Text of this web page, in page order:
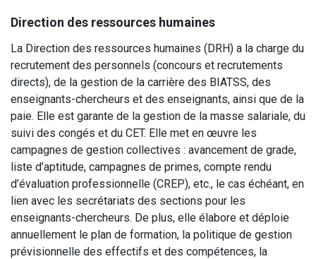
Direction des ressources humaines
La Direction des ressources humaines (DRH) a la charge du
recrutement des personnels (concours et recrutements
directs), de la gestion de la carrière des BIATSS, des
enseignants-chercheurs et des enseignants, ainsi que de la
paie. Elle est garante de la gestion de la masse salariale, du
suivi des congés et du CET. Elle met en œuvre les
campagnes de gestion collectives : avancement de grade,
liste d’aptitude, campagnes de primes, compte rendu
d’évaluation professionnelle (CREP), etc., le cas échéant, en
lien avec les secrétariats des sections pour les
enseignants-chercheurs. De plus, elle élabore et déploie
annuellement le plan de formation, la politique de gestion
prévisionnelle des effectifs et des compétences, la